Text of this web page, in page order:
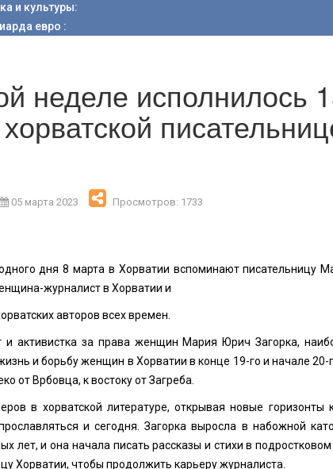
и культуры:
евро :
неделе исполнилось
хорватской
05 марта 2023 Просмотров: 1733
дня 8 марта в Хорватии вспоминают писательницу
журналист в Хорватии и
авторов всех времен.
и активистка за права женщин Мария Юрич Загорка,
и борьбу женщин в Хорватии в конце 19-го и начале 20-
от Врбовца, к востоку от Загреба.
в хорватской литературе, открывая новые
и сегодня. Загорка выросла в набожной
лет, и она начала писать рассказы и стихи в
Хорватии, чтобы продолжить карьеру журналиста.